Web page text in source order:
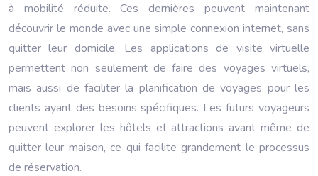
à mobilité réduite. Ces dernières peuvent maintenant
découvrir le monde avec une simple connexion internet, sans
quitter leur domicile. Les applications de visite virtuelle
permettent non seulement de faire des voyages virtuels,
mais aussi de faciliter la planification de voyages pour les
clients ayant des besoins spécifiques. Les futurs voyageurs
peuvent explorer les hôtels et attractions avant même de
quitter leur maison, ce qui facilite grandement le processus
de réservation.